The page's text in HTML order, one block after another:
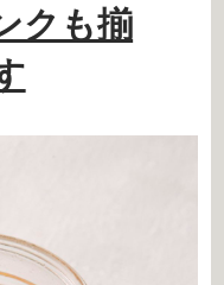
クも揃